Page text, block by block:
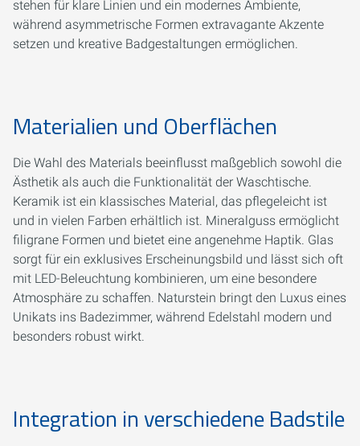
stehen für klare Linien und ein modernes Ambiente,
während asymmetrische Formen extravagante Akzente
setzen und kreative Badgestaltungen ermöglichen.
Materialien und Oberflächen
Die Wahl des Materials beeinflusst maßgeblich sowohl die
Ästhetik als auch die Funktionalität der Waschtische.
Keramik ist ein klassisches Material, das pflegeleicht ist
und in vielen Farben erhältlich ist. Mineralguss ermöglicht
filigrane Formen und bietet eine angenehme Haptik. Glas
sorgt für ein exklusives Erscheinungsbild und lässt sich oft
mit LED-Beleuchtung kombinieren, um eine besondere
Atmosphäre zu schaffen. Naturstein bringt den Luxus eines
Unikats ins Badezimmer, während Edelstahl modern und
besonders robust wirkt.
Integration in verschiedene Badstile